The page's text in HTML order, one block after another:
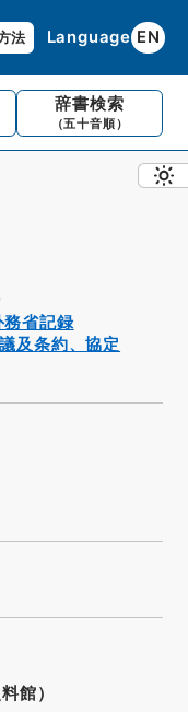
法 Language EN
辞書検索
（五十音順）
務省記録
及条約、協定
館）